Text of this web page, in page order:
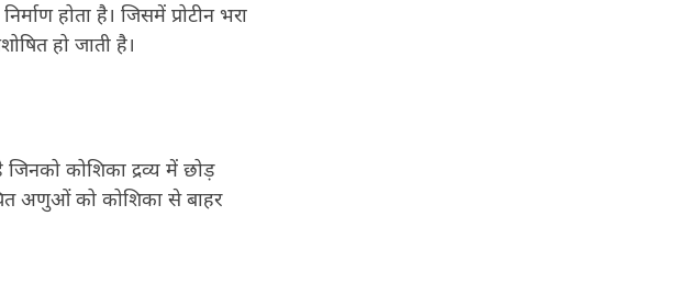
होता है। जिसमें प्रोटीन भरा
हो जाती है।
कोशिका द्रव्य में छोड़
अणुओं को कोशिका से बाहर